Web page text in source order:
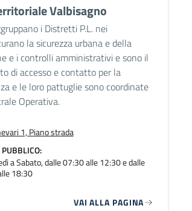
Valbisagno
i Distretti P.L. nei
la sicurezza urbana e della
e i controlli amministrativi e sono il
di accesso e contatto per la
e le loro pattuglie sono coordinate
Operativa.
1, Piano strada
a Sabato, dalle 07:30 alle 12:30 e dalle
18:30
VAI ALLA PAGINA